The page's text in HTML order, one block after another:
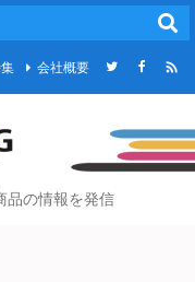
会社概要 
品の情報を発信